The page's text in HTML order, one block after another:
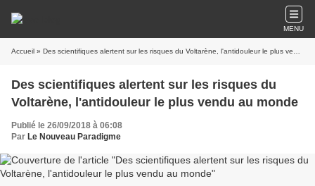
MENU
Accueil » Des scientifiques alertent sur les risques du Voltarène, l'antidouleur le plus vendu au monde
Des scientifiques alertent sur les risques du
Voltarène, l'antidouleur le plus vendu au monde
Publié le 26/09/2018 à 06:08
Par Le Nouveau Paradigme